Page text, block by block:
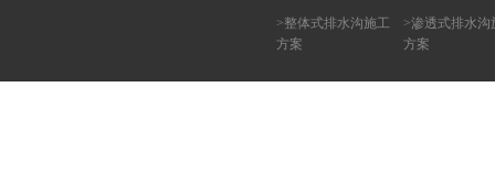
>整体式排水沟施工
方案
>渗透式排水沟
方案